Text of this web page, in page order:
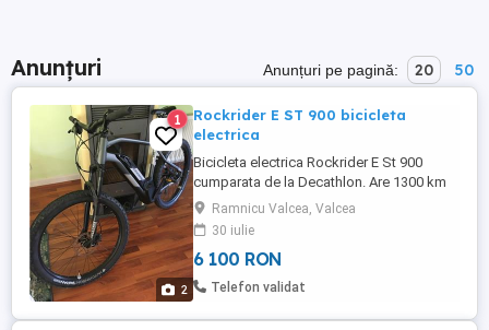
Anunțuri Anunțuri pe pagină: 20 50
2
1
Rockrider E ST 900 bicicleta
electrica
Bicicleta electrica Rockrider E St 900
cumparata de la Decathlon. Are 1300 km
in crestere,nu a vazut ploaia. O folosesc in
oras,acesta e si motivul vinzarii. Detalii la
tlf sau pe site Decathlon. Multumesc
Ramnicu Valcea, Valcea
30 iulie
6 100 RON
Telefon validat